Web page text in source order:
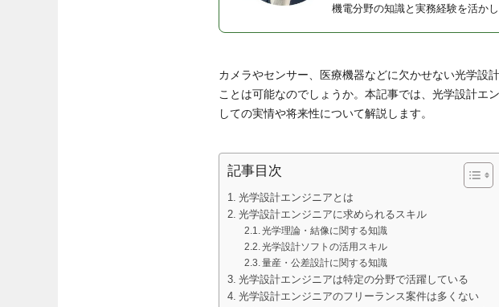
機電分野の知識と実務経験を活か
カメラやセンサー、医療機器などに欠かせない光学設
ことは可能なのでしょうか。本記事では、光学設計エ
しての実情や将来性について解説します。
記事目次
光学設計エンジニアとは
光学設計エンジニアに求められるスキル
光学理論・結像に関する知識
光学設計ソフトの活用スキル
量産・公差設計に関する知識
光学設計エンジニアは特定の分野で活躍している
光学設計エンジニアのフリーランス案件は多くない